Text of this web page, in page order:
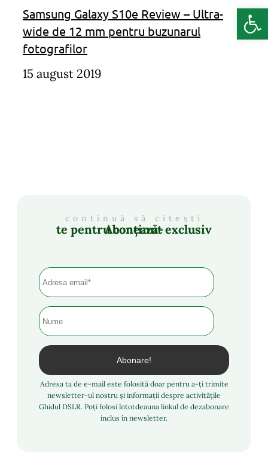
Samsung Galaxy S10e Review – Ultra-
wide de 12 mm pentru buzunarul
fotografilor
15 august 2019
continuă să citești
Abonează-te pentru conținut exclusiv
Adresa ta de e-mail este folosită doar pentru a-ți trimite
newsletter-ul nostru și informații despre activitățile
Ghidul DSLR. Poți folosi întotdeauna linkul de dezabonare
inclus în newsletter.